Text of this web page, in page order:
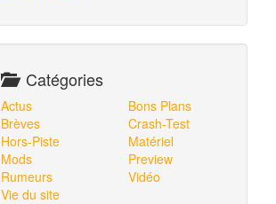
Catégories
Actus
Brèves
Hors-Piste
Mods
Rumeurs
Vie du site
Bons Plans
Crash-Test
Matériel
Preview
Vidéo